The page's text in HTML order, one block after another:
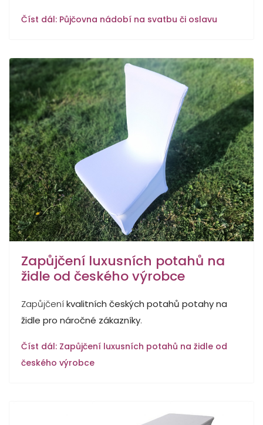
Číst dál: Půjčovna nádobí na svatbu či oslavu
Zapůjčení luxusních potahů na
židle od českého výrobce
Zapůjčeníkvalitních českých potahů potahy na
židle pro náročné zákazníky.
Číst dál: Zapůjčení luxusních potahů na židle od
českého výrobce